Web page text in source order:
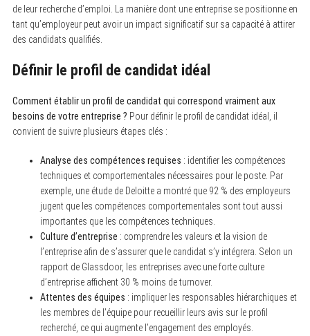
de leur recherche d’emploi. La manière dont une entreprise se positionne en
tant qu’employeur peut avoir un impact significatif sur sa capacité à attirer
des candidats qualifiés.
Définir le profil de candidat idéal
Comment établir un profil de candidat qui correspond vraiment aux
besoins de votre entreprise ? Pour définir le profil de candidat idéal, il
convient de suivre plusieurs étapes clés :
Analyse des compétences requises : identifier les compétences
techniques et comportementales nécessaires pour le poste. Par
exemple, une étude de Deloitte a montré que 92 % des employeurs
jugent que les compétences comportementales sont tout aussi
importantes que les compétences techniques.
Culture d’entreprise : comprendre les valeurs et la vision de
l’entreprise afin de s’assurer que le candidat s’y intégrera. Selon un
rapport de Glassdoor, les entreprises avec une forte culture
d’entreprise affichent 30 % moins de turnover.
Attentes des équipes : impliquer les responsables hiérarchiques et
les membres de l’équipe pour recueillir leurs avis sur le profil
recherché, ce qui augmente l’engagement des employés.